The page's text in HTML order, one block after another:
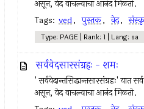
असून, वेद वाचल्याचा आनंद मिळतो.
Tags: ved, पुस्तक, वेद,
Type: PAGE | Rank: 1 | Lang: sa
सर्ववेदसारसंग्रहः - शमः
' सर्ववेदान्तसिद्धान्तसारसंग्रहः'
असून, वेद वाचल्याचा आनंद मिळतो.